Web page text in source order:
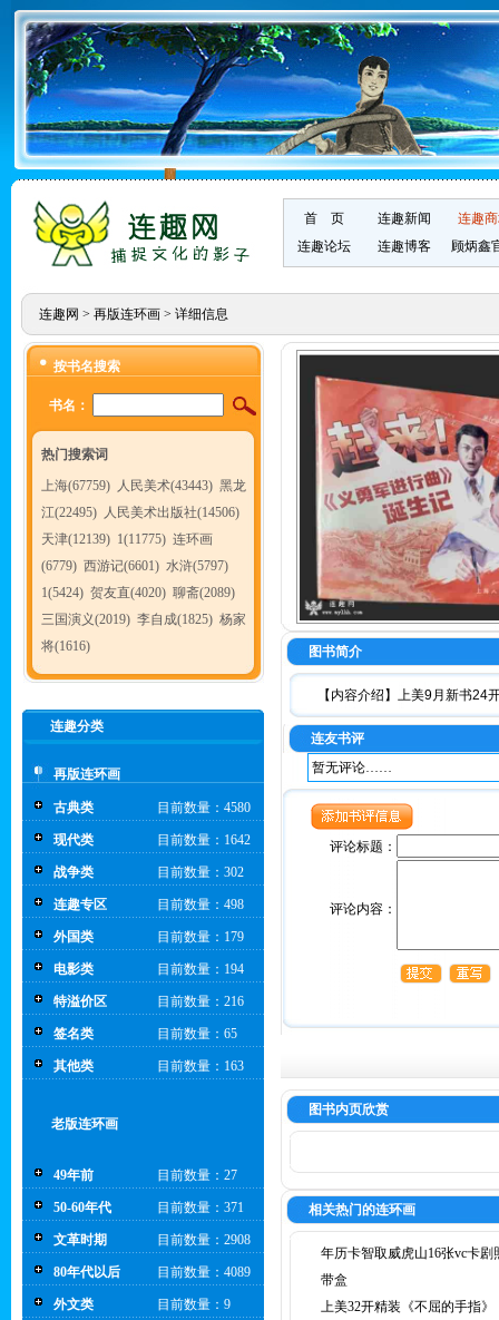
首 页 连趣新闻
连趣
连趣论坛
连趣博客 顾炳鑫
连趣网 > 再版连环画> 详细信息
按书名搜索
书名：
热门搜索词
上海(67759) 人民美术(43443) 黑龙
江(22495) 人民美术出版社(14506)
天津(12139) 1(11775) 连环画
(6779) 西游记(6601) 水浒(5797)
1(5424) 贺友直(4020) 聊斋(2089)
三国演义(2019) 李自成(1825) 杨家
将(1616)
连趣分类
再版连环画
古典类 目前数量：4580
现代类 目前数量：1642
战争类 目前数量：302
连趣专区 目前数量：498
外国类 目前数量：179
电影类 目前数量：194
特溢价区 目前数量：216
签名类 目前数量：65
其他类 目前数量：163
老版连环画
49年前 目前数量：27
50-60年代 目前数量：371
文革时期 目前数量：2908
80年代以后 目前数量：4089
外文类 目前数量：9
图书简介
【内容介绍】 上美9月新书24
连友书评
暂无评论……
评论标题：
评论内容：
图书内页欣赏
相关热门的连环画
年历卡智取威虎山16张vc卡剧
带盒
上美32开精装《不屈的手指》